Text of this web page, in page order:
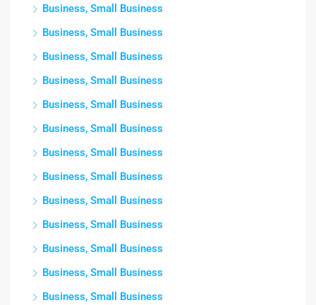
Business, Small Business
Business, Small Business
Business, Small Business
Business, Small Business
Business, Small Business
Business, Small Business
Business, Small Business
Business, Small Business
Business, Small Business
Business, Small Business
Business, Small Business
Business, Small Business
Business, Small Business